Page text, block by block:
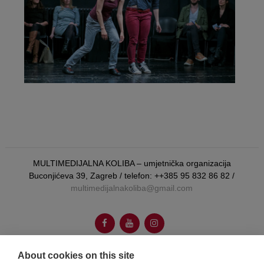
MULTIMEDIJALNA KOLIBA – umjetnička organizacija
Buconjićeva 39, Zagreb / telefon: ++385 95 832 86 82 /
multimedijalnakoliba@gmail.com
About cookies on this site